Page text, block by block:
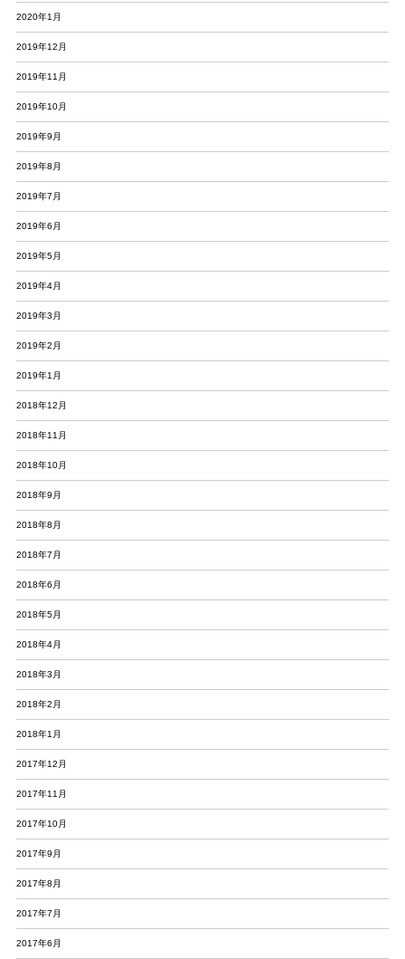
2020年1月
2019年12月
2019年11月
2019年10月
2019年9月
2019年8月
2019年7月
2019年6月
2019年5月
2019年4月
2019年3月
2019年2月
2019年1月
2018年12月
2018年11月
2018年10月
2018年9月
2018年8月
2018年7月
2018年6月
2018年5月
2018年4月
2018年3月
2018年2月
2018年1月
2017年12月
2017年11月
2017年10月
2017年9月
2017年8月
2017年7月
2017年6月